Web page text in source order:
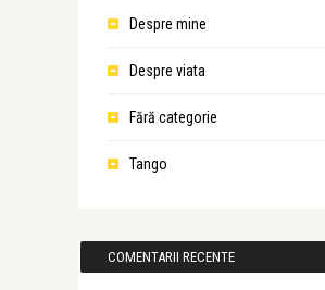
Despre mine
Despre viata
Fără categorie
Tango
COMENTARII RECENTE